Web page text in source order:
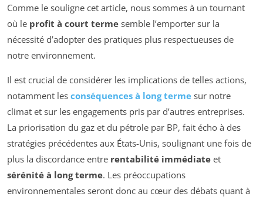
Comme le souligne cet article, nous sommes à un tournant
où le profit à court terme semble l’emporter sur la
nécessité d’adopter des pratiques plus respectueuses de
notre environnement.
Il est crucial de considérer les implications de telles actions,
notamment les conséquences à long terme sur notre
climat et sur les engagements pris par d’autres entreprises.
La priorisation du gaz et du pétrole par BP, fait écho à des
stratégies précédentes aux États-Unis, soulignant une fois de
plus la discordance entre rentabilité immédiate et
sérénité à long terme. Les préoccupations
environnementales seront donc au cœur des débats quant à